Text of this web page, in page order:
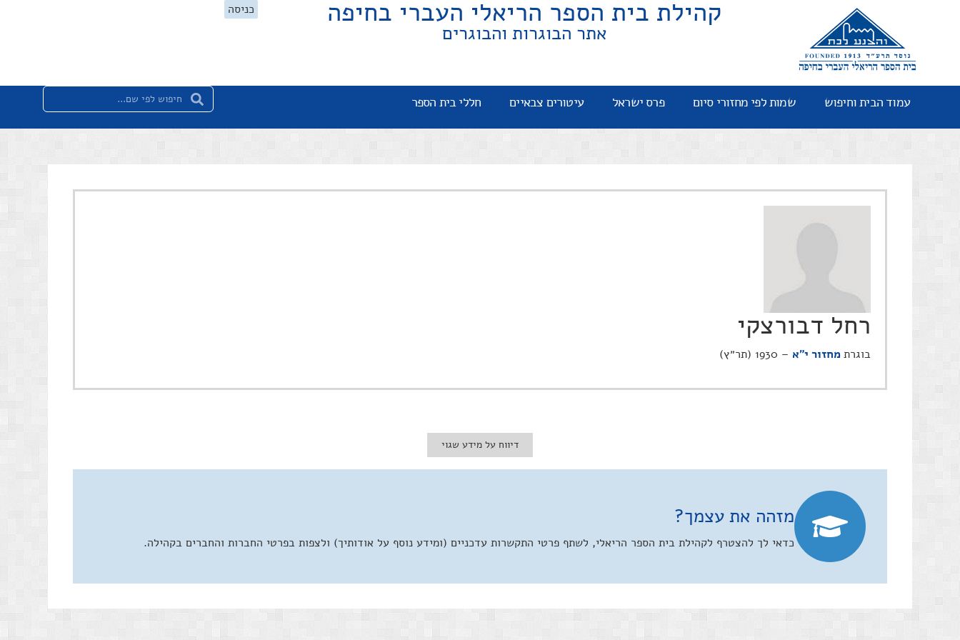
קהילת בית הספר הריאלי העברי בחיפה
אתר הבוגרות והבוגרים
כניסה
עמוד הבית וחיפוש שמות לפי מחזורי סיום פרס ישראל עיטורים צבאיים חללי בית הספר
רחל דבורצקי
בוגרתמחזור י"א – 1930 (תר״ץ)
דיווח על מידע שגוי
מזהה את עצמך?
כדאי לך להצטרף לקהילת בית הספר הריאלי, לשתף פרטי התקשרות עדכניים (ומידע נוסף על אודותיך) ולצפות בפרטי החברות והחברים בקהילה.